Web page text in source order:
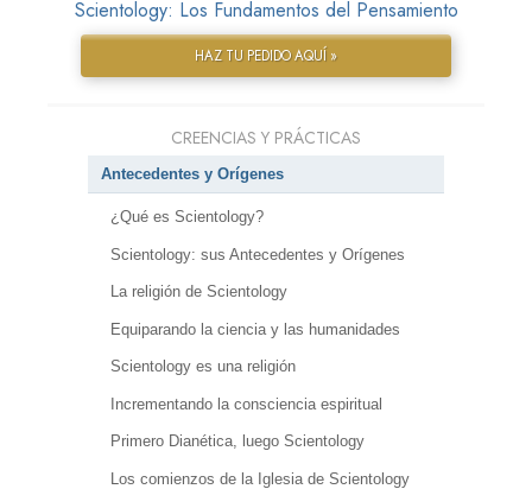
Scientology: Los Fundamentos del Pensamiento
HAZ TU PEDIDO AQUÍ »
CREENCIAS Y PRÁCTICAS
Antecedentes y Orígenes
¿Qué es Scientology?
Scientology: sus Antecedentes y Orígenes
La religión de Scientology
Equiparando la ciencia y las humanidades
Scientology es una religión
Incrementando la consciencia espiritual
Primero Dianética, luego Scientology
Los comienzos de la Iglesia de Scientology